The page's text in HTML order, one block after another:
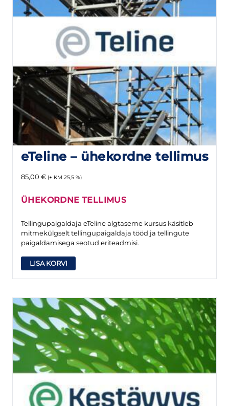
eTeline – ühekordne tellimus
85,00 € (+ KM 25,5 %)
ÜHEKORDNE TELLIMUS
Tellingupaigaldaja eTeline algtaseme kursus käsitleb
mitmekülgselt tellingupaigaldaja tööd ja tellingute
paigaldamisega seotud eriteadmisi.
LISA KORVI